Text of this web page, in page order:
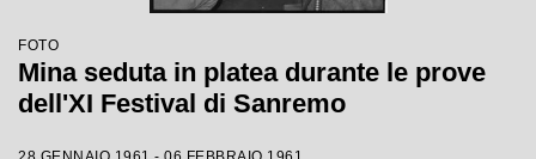
FOTO
Mina seduta in platea durante le prove
dell'XI Festival di Sanremo